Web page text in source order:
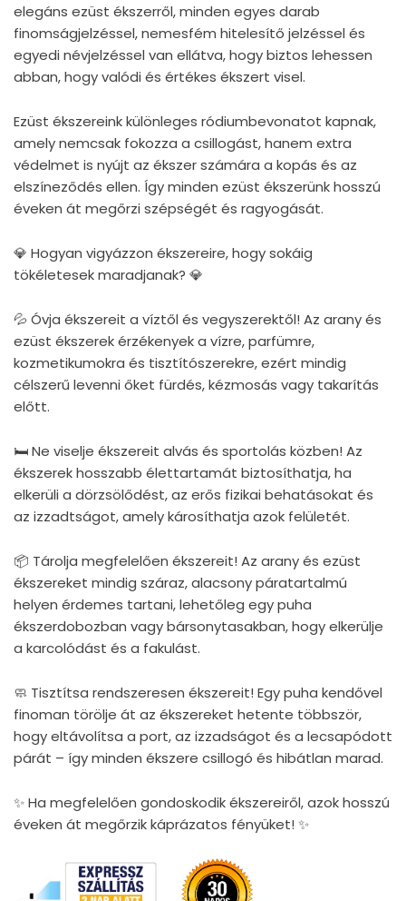
elegáns ezüst ékszerről, minden egyes darab
finomságjelzéssel, nemesfém hitelesítő jelzéssel és
egyedi névjelzéssel van ellátva, hogy biztos lehessen
abban, hogy valódi és értékes ékszert visel.
Ezüst ékszereink különleges ródiumbevonatot kapnak,
amely nemcsak fokozza a csillogást, hanem extra
védelmet is nyújt az ékszer számára a kopás és az
elszíneződés ellen. Így minden ezüst ékszerünk hosszú
éveken át megőrzi szépségét és ragyogását.
💎 Hogyan vigyázzon ékszereire, hogy sokáig
tökéletesek maradjanak? 💎
💦 Óvja ékszereit a víztől és vegyszerektől! Az arany és
ezüst ékszerek érzékenyek a vízre, parfümre,
kozmetikumokra és tisztítószerekre, ezért mindig
célszerű levenni őket fürdés, kézmosás vagy takarítás
előtt.
🛏 Ne viselje ékszereit alvás és sportolás közben! Az
ékszerek hosszabb élettartamát biztosíthatja, ha
elkerüli a dörzsölődést, az erős fizikai behatásokat és
az izzadtságot, amely károsíthatja azok felületét.
📦 Tárolja megfelelően ékszereit! Az arany és ezüst
ékszereket mindig száraz, alacsony páratartalmú
helyen érdemes tartani, lehetőleg egy puha
ékszerdobozban vagy bársonytasakban, hogy elkerülje
a karcolódást és a fakulást.
🧼 Tisztítsa rendszeresen ékszereit! Egy puha kendővel
finoman törölje át az ékszereket hetente többször,
hogy eltávolítsa a port, az izzadságot és a lecsapódott
párát – így minden ékszere csillogó és hibátlan marad.
✨ Ha megfelelően gondoskodik ékszereiről, azok hosszú
éveken át megőrzik káprázatos fényüket! ✨